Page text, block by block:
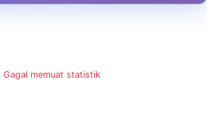
Gagal memuat statistik